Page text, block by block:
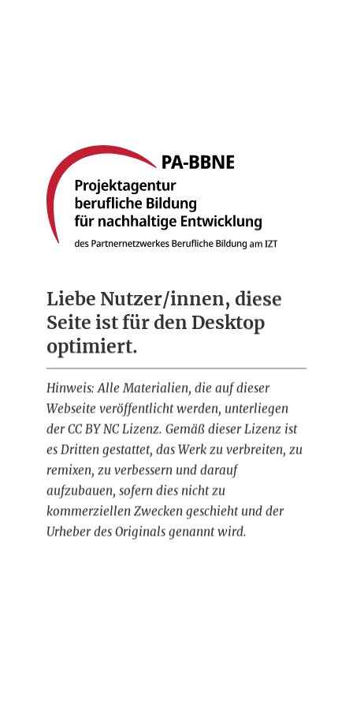
Liebe Nutzer/innen, diese
Seite ist für den Desktop
optimiert.
Hinweis: Alle Materialien, die auf dieser
Webseite veröffentlicht werden, unterliegen
der CC BY NC Lizenz. Gemäß dieser Lizenz ist
es Dritten gestattet, das Werk zu verbreiten, zu
remixen, zu verbessern und darauf
aufzubauen, sofern dies nicht zu
kommerziellen Zwecken geschieht und der
Urheber des Originals genannt wird.